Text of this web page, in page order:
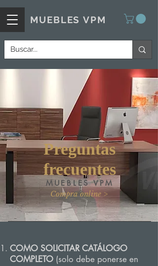
MUEBLES VPM
Preguntas
frecuentes
MUEBLES VPM
Compra online >
COMO SOLICITAR CATÁLOGO
COMPLETO (solo debe ponerse en